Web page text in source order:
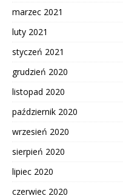
marzec 2021
luty 2021
styczeń 2021
grudzień 2020
listopad 2020
październik 2020
wrzesień 2020
sierpień 2020
lipiec 2020
czerwiec 2020